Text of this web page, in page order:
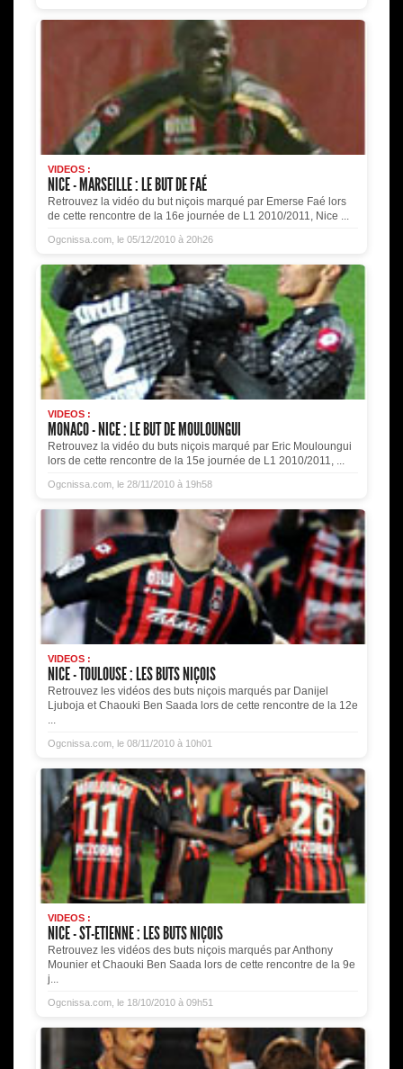
VIDEOS :
NICE - MARSEILLE : LE BUT DE FAÉ
Retrouvez la vidéo du but niçois marqué par Emerse Faé lors
de cette rencontre de la 16e journée de L1 2010/2011, Nice ...
Ogcnissa.com, le 05/12/2010 à 20h26
VIDEOS :
MONACO - NICE : LE BUT DE MOULOUNGUI
Retrouvez la vidéo du buts niçois marqué par Eric Mouloungui
lors de cette rencontre de la 15e journée de L1 2010/2011, ...
Ogcnissa.com, le 28/11/2010 à 19h58
VIDEOS :
NICE - TOULOUSE : LES BUTS NIÇOIS
Retrouvez les vidéos des buts niçois marqués par Danijel
Ljuboja et Chaouki Ben Saada lors de cette rencontre de la 12e
...
Ogcnissa.com, le 08/11/2010 à 10h01
VIDEOS :
NICE - ST-ETIENNE : LES BUTS NIÇOIS
Retrouvez les vidéos des buts niçois marqués par Anthony
Mounier et Chaouki Ben Saada lors de cette rencontre de la 9e
j...
Ogcnissa.com, le 18/10/2010 à 09h51